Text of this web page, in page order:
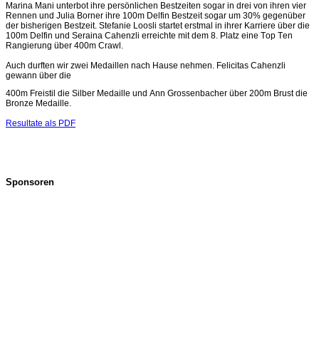
Marina Mani unterbot ihre persönlichen Bestzeiten sogar in drei von ihren vier
Rennen und Julia Borner ihre 100m Delfin Bestzeit sogar um 30% gegenüber
der bisherigen Bestzeit. Stefanie Loosli startet erstmal in ihrer Karriere über die
100m Delfin und Seraina Cahenzli erreichte mit dem 8. Platz eine Top Ten
Rangierung über 400m Crawl.
Auch durften wir zwei Medaillen nach Hause nehmen. Felicitas Cahenzli
gewann über die
400m Freistil die Silber Medaille und Ann Grossenbacher über 200m Brust die
Bronze Medaille.
Resultate als PDF
Sponsoren